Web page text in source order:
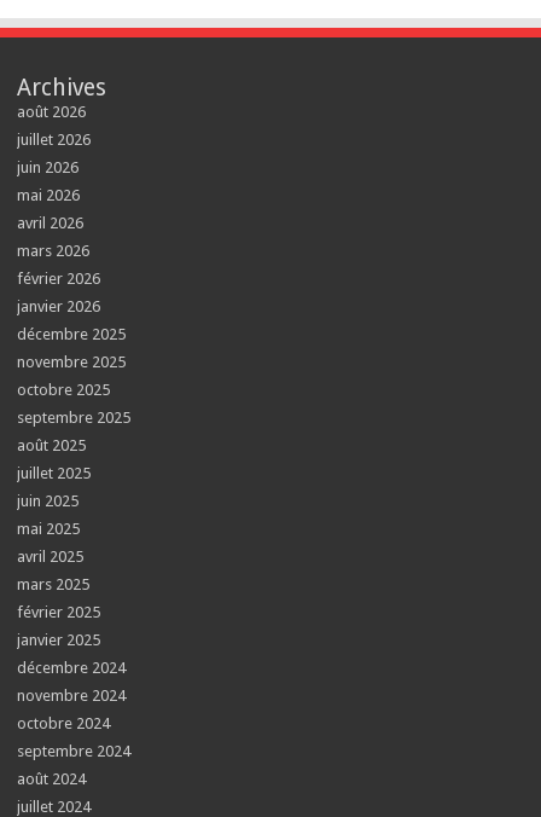
Archives
août 2026
juillet 2026
juin 2026
mai 2026
avril 2026
mars 2026
février 2026
janvier 2026
décembre 2025
novembre 2025
octobre 2025
septembre 2025
août 2025
juillet 2025
juin 2025
mai 2025
avril 2025
mars 2025
février 2025
janvier 2025
décembre 2024
novembre 2024
octobre 2024
septembre 2024
août 2024
juillet 2024